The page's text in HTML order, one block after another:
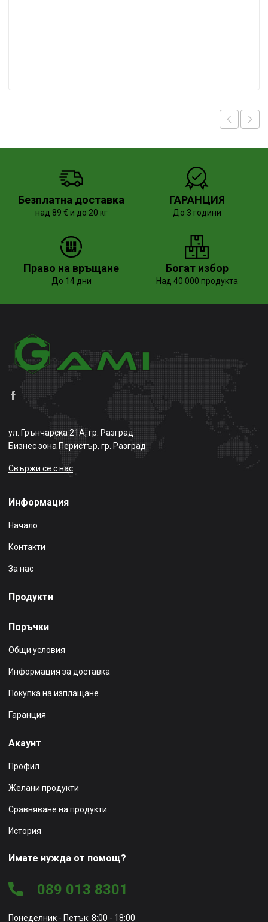
Безплатна доставка
над 89 € и до 20 кг
ГАРАНЦИЯ
До 3 години
Право на връщане
До 14 дни
Богат избор
Над 40 000 продукта
ул. Грънчарска 21А, гр. Разград
Бизнес зона Перистър, гр. Разград
Свържи се с нас
Информация
Начало
Контакти
За нас
Продукти
Поръчки
Общи условия
Информация за доставка
Покупка на изплащане
Гаранция
Акаунт
Профил
Желани продукти
Сравняване на продукти
История
Имате нужда от помощ?
089 013 8301
Понеделник - Петък: 8:00 - 18:00